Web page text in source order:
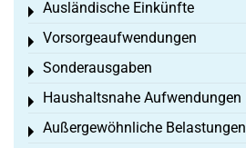
Ausländische Einkünfte
Toggle menu
Vorsorgeaufwendungen
Toggle menu
Sonderausgaben
Toggle menu
Haushaltsnahe Aufwendungen
Toggle menu
Außergewöhnliche Belastungen
Toggle menu